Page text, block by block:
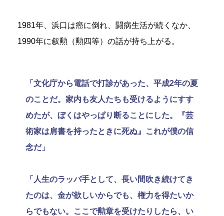
1981年、浜口は癌に倒れ、闘病生活が続くなか、
1990年に叙勲（勲四等）の話が持ち上がる。
「文化庁から電話で打診があった、平成2年の夏
のことだ。家内も友人たちも受けるようにすす
めたが、ぼくはやっぱり断ることにした。『芸
術家は肩書を持ったときに死ぬ』これが僕の信
念だ」
「人生のラッパ手として、長い間吹き続けてき
たのは、金が欲しいからでも、権力を得たいか
らでもない。ここで勲章を受けたりしたら、い